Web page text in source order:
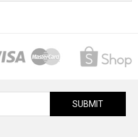
SUBMIT